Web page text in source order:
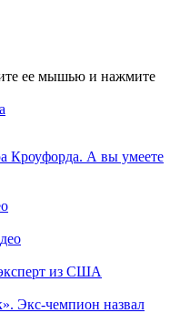
ее мышью и нажмите
Кроуфорда. А вы умеете
из США
Экс-чемпион назвал